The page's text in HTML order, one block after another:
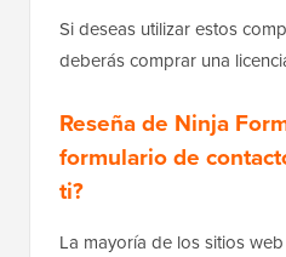
Si deseas utilizar estos
deberás comprar una
Reseña de Ninja
formulario de
ti?
La mayoría de los sitios